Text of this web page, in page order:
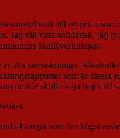
till ett pris som
Jag vill vara solidarisk, jag
skadeverkningar.
alla samstämmiga.
som är
nu här skulle vilja hojta
i Europa som har högst